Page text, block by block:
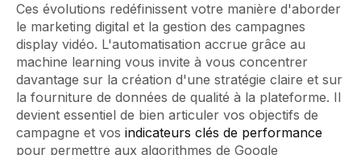
Ces évolutions redéfinissent votre manière d'aborder
le marketing digital et la gestion des campagnes
display vidéo. L'automatisation accrue grâce au
machine learning vous invite à vous concentrer
davantage sur la création d'une stratégie claire et sur
la fourniture de données de qualité à la plateforme. Il
devient essentiel de bien articuler vos objectifs de
campagne et vos indicateurs clés de performance
pour permettre aux algorithmes de Google